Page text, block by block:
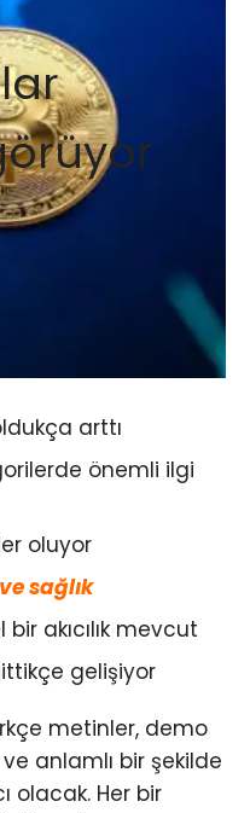
arttı
önemli ilgi
oluyor
sağlık
akıcılık mevcut
gelişiyor
metinler, demo
anlamlı bir şekilde
olacak. Her bir